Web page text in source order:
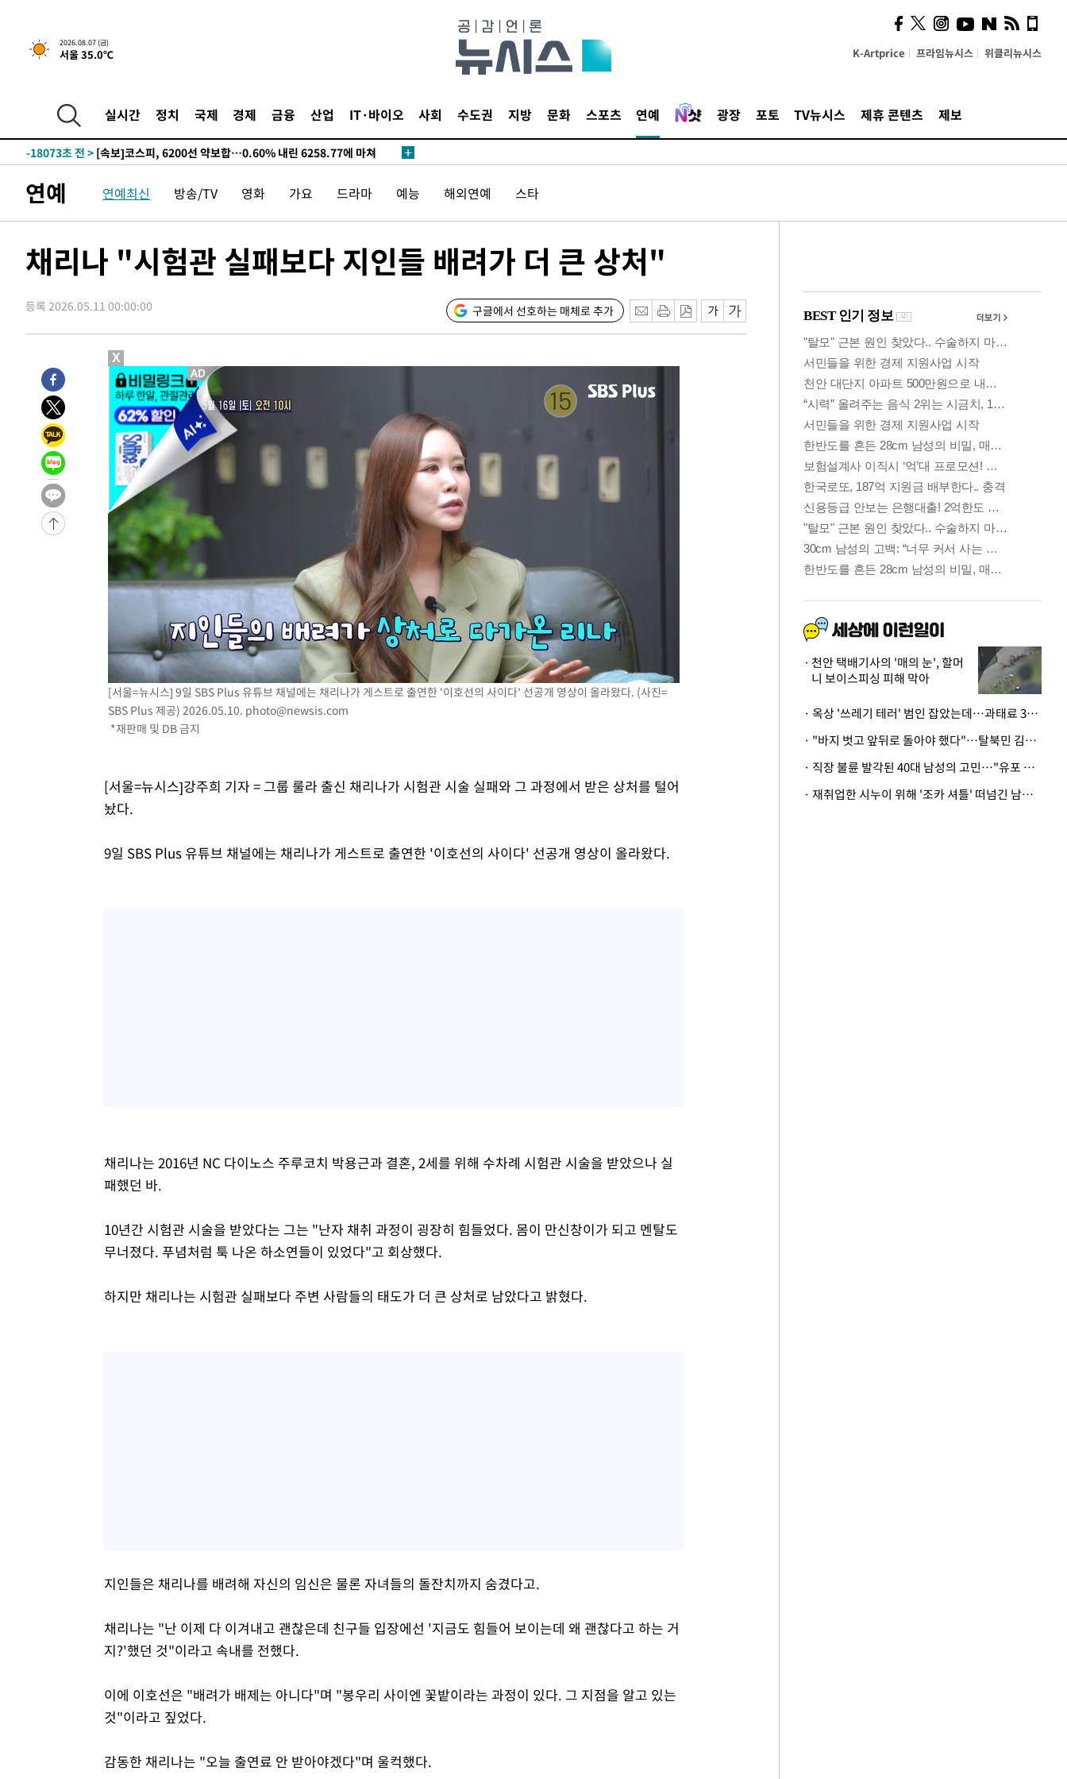
2026.08.07 (금)
서울 35.0℃ K-Artprice 프라임뉴시스 위클리뉴시스
실시간 정치 국제 경제 금융 산업 IT·바이오 사회 수도권 지방 문화 스포츠 연예 광장 포토 TV뉴시스 제휴 콘텐츠 제보
갈 수도
-23971초 전 >낮 최고 37도 찜통더위…곳곳 소나기·강원 많은 비[내일날씨]
-22277초 전 >SK하이닉스, 용인·청주 팹에 54조 투자…"AI 메모리 수요 선제 대
-18386초 전 >
외국인 심판 성 접대 7경기 들여다보니…한국 축구 '5승 2무'
-18120초 전 >
-18073초 전 > [속보]코스피, 6200선 약보합…0.60% 내린 6258.77에 마쳐
-17942초 전 >
[속보] 노원서 40.1도 관측…서울, 2018년 이후 첫 40도
-15032초 전 >[속보]종합특검, '계엄 수용공간 확보' 신용해 前교정본부장 기소
-13876초 전 >11시간 압수수색에 성접대 파문까지…'쑥대밭' 된 축구협회
병태 후임
-9256초 전 >[속보]국힘 윤리위, '돌려차기 발언' 진종오·서범수 징계 절차 개시
-4581초 전 >[속보] 7월 중국 수출 23.9%↑ 수입 27.5%↑…무역총액 25.3%↑
[속보]'채상병 순직 책임' 임성근, 항소심도 징역 3년
-1607초 전 >
[속보]종합특검, '관저이전 봐주기 감사' 유병호 구속기소
29분 전 >
민주 콩고 에볼라환자 4천명 돌파, 4053명 발생 1850명 사망
-26093초 전 >
"낮 기온 소폭 하락"…수도권 폭염중대경보, 폭염경보로 하향
-26057초 전 >
[속보]이 대통령, '호우피해' 안동·의성 관할 4개 면 특별재난지역
선포
-26020초 전 >
[단독]중수청 지원 검사들, 정원 초과 시 낮은 계급 임용…희망지 못
갈 수도
-23991초 전 >
낮 최고 37도 찜통더위…곳곳 소나기·강원 많은 비[내일날씨]
-22297초 전 >
SK하이닉스, 용인·청주 팹에 54조 투자…"AI 메모리 수요 선제 대
응"
-19153초 전 >
여자배구 이재영·이다영 자매, 아제르바이잔 투란VC 입단
외국인 심판 성 접대 7경기 들여다보니…한국 축구 '5승 2무'
[속보]코스닥, 2.86포인트(0.36%) 내린 798.81마감
[속보]코스피, 6200선 약보합…0.60% 내린 6258.77에 마쳐
[속보]원·달러 환율, 7.7원 내린 1416.1원 마감
[속보] 노원서 40.1도 관측…서울, 2018년 이후 첫 40도
[속보]종합특검, '계엄 수용공간 확보' 신용해 前교정본부장 기소
외신들도 주목한 韓축구 파문…"국민적 공분에 수사 재개"
11시간 압수수색에 성접대 파문까지…'쑥대밭' 된 축구협회
[속보]규제합리화위원회 부위원장에 김태유 서울대 공대 교수…이
[속보]'채상병 순직 책임' 임성근, 항소심도 징역 3년
[속보]종합특검, '관저이전 봐주기 감사' 유병호 구속기소
연예 연예최신 방송/TV 영화 가요 드라마 예능 해외연예 스타
채리나 "시험관 실패보다 지인들 배려가 더 큰 상처"
등록 2026.05.11 00:00:00 구글에서 선호하는 매체로 추가
[서울=뉴시스] 9일 SBS Plus 유튜브 채널에는 채리나가 게스트로 출연한 '이호선의 사이다' 선공개 영상이 올라왔다. (사진=
SBS Plus 제공) 2026.05.10. photo@newsis.com
*재판매 및 DB 금지
[서울=뉴시스]강주희 기자 = 그룹 룰라 출신 채리나가 시험관 시술 실패와 그 과정에서 받은 상처를 털어
놨다.
9일 SBS Plus 유튜브 채널에는 채리나가 게스트로 출연한 '이호선의 사이다' 선공개 영상이 올라왔다.
채리나는 2016년 NC 다이노스 주루코치 박용근과 결혼, 2세를 위해 수차례 시험관 시술을 받았으나 실
패했던 바.
10년간 시험관 시술을 받았다는 그는 "난자 채취 과정이 굉장히 힘들었다. 몸이 만신창이가 되고 멘탈도
무너졌다. 푸념처럼 툭 나온 하소연들이 있었다"고 회상했다.
하지만 채리나는 시험관 실패보다 주변 사람들의 태도가 더 큰 상처로 남았다고 밝혔다.
지인들은 채리나를 배려해 자신의 임신은 물론 자녀들의 돌잔치까지 숨겼다고.
채리나는 "난 이제 다 이겨내고 괜찮은데 친구들 입장에선 '지금도 힘들어 보이는데 왜 괜찮다고 하는 거
지?'했던 것"이라고 속내를 전했다.
이에 이호선은 "배려가 배제는 아니다"며 "봉우리 사이엔 꽃밭이라는 과정이 있다. 그 지점을 알고 있는
것"이라고 짚었다.
감동한 채리나는 "오늘 출연료 안 받아야겠다"며 울컥했다.
시, 스마트폰 액세서리에
NFC 더했다
천안 택배기사의 '매의 눈', 할머
니 보이스피싱 피해 막아
· 옥상 '쓰레기 테러' 범인 잡았는데…과태료 3만원 처분에 숙박업주 허탈
· "바지 벗고 앞뒤로 돌아야 했다"…탈북민 김서아, 기쁨조 검사 수치심 회상
· 직장 불륜 발각된 40대 남성의 고민…"유포 동료 명예훼손·협박죄 고소 가능할까"
· 재취업한 시누이 위해 '조카 셔틀' 떠넘긴 남편…아내 "난 못한다"
X